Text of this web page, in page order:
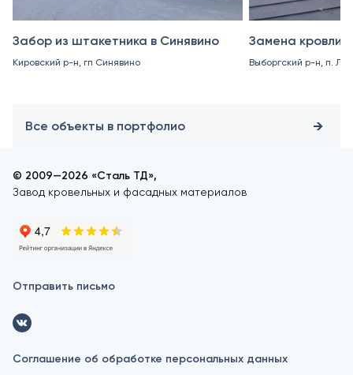
Забор из штакетника в Синявино
Кировский р-н, гп Синявино
Замена кровли
Выборгский р-н, п.
Все объекты в портфолио
© 2009—2026 «Сталь ТД»,
Завод кровельных и фасадных материалов
Отправить письмо
Соглашение об обработке персональных данных